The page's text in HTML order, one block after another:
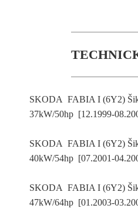
SKODA FABIA I (6Y2)
37kW/50hp [12.1999-
SKODA FABIA I (6Y2)
40kW/54hp [07.2001-
SKODA FABIA I (6Y2)
47kW/64hp [01.2003-